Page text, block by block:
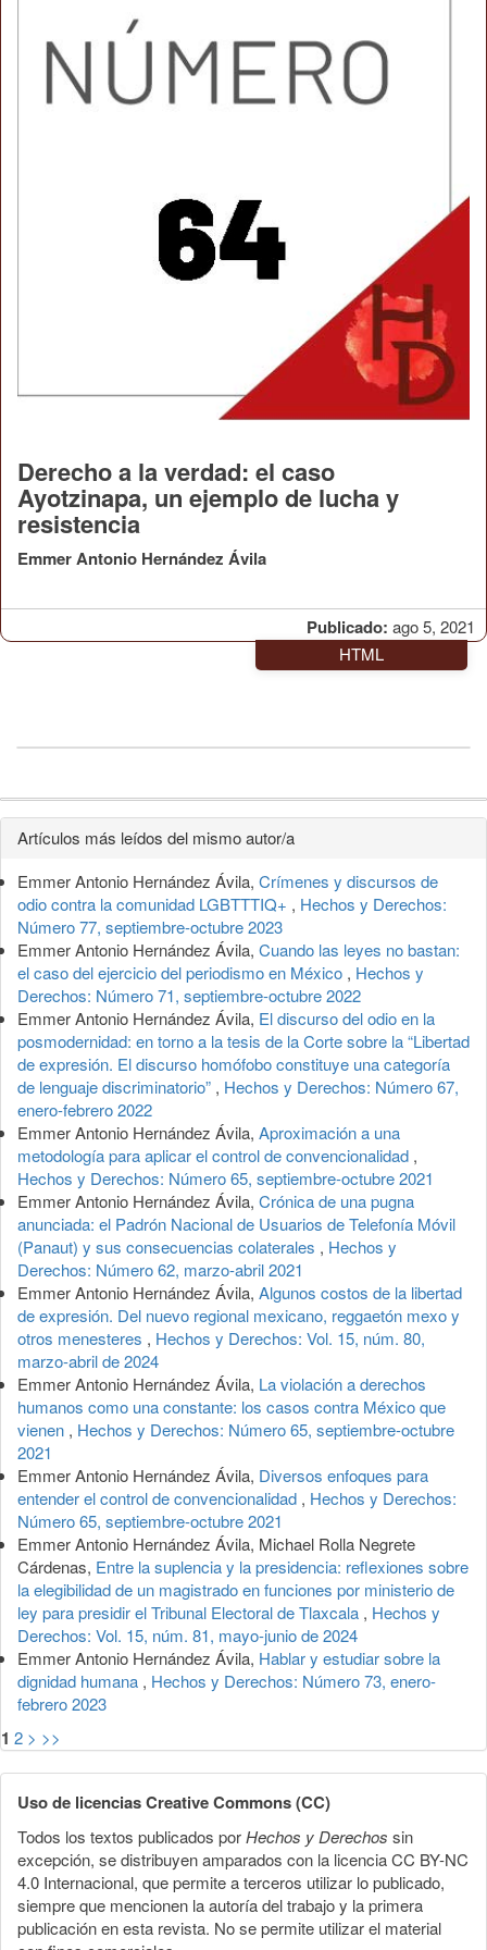
Publicado: ago 5, 2021
Derecho a la verdad: el caso
Ayotzinapa, un ejemplo de lucha y
resistencia
Emmer Antonio Hernández Ávila
HTML
Detalles
del
artículo
Artículos más leídos del mismo autor/a
Emmer Antonio Hernández Ávila, Crímenes y discursos de
odio contra la comunidad LGBTTTIQ+ , Hechos y Derechos:
Número 77, septiembre-octubre 2023
Emmer Antonio Hernández Ávila, Cuando las leyes no bastan:
el caso del ejercicio del periodismo en México , Hechos y
Derechos: Número 71, septiembre-octubre 2022
Emmer Antonio Hernández Ávila, El discurso del odio en la
posmodernidad: en torno a la tesis de la Corte sobre la “Libertad
de expresión. El discurso homófobo constituye una categoría
de lenguaje discriminatorio” , Hechos y Derechos: Número 67,
enero-febrero 2022
Emmer Antonio Hernández Ávila, Aproximación a una
metodología para aplicar el control de convencionalidad ,
Hechos y Derechos: Número 65, septiembre-octubre 2021
Emmer Antonio Hernández Ávila, Crónica de una pugna
anunciada: el Padrón Nacional de Usuarios de Telefonía Móvil
(Panaut) y sus consecuencias colaterales , Hechos y
Derechos: Número 62, marzo-abril 2021
Emmer Antonio Hernández Ávila, Algunos costos de la libertad
de expresión. Del nuevo regional mexicano, reggaetón mexo y
otros menesteres , Hechos y Derechos: Vol. 15, núm. 80,
marzo-abril de 2024
Emmer Antonio Hernández Ávila, La violación a derechos
humanos como una constante: los casos contra México que
vienen , Hechos y Derechos: Número 65, septiembre-octubre
2021
Emmer Antonio Hernández Ávila, Diversos enfoques para
entender el control de convencionalidad , Hechos y Derechos:
Número 65, septiembre-octubre 2021
Emmer Antonio Hernández Ávila, Michael Rolla Negrete
Cárdenas, Entre la suplencia y la presidencia: reflexiones sobre
la elegibilidad de un magistrado en funciones por ministerio de
ley para presidir el Tribunal Electoral de Tlaxcala , Hechos y
Derechos: Vol. 15, núm. 81, mayo-junio de 2024
Emmer Antonio Hernández Ávila, Hablar y estudiar sobre la
dignidad humana , Hechos y Derechos: Número 73, enero-
febrero 2023
1 2 > >>
Uso de licencias Creative Commons (CC)
Todos los textos publicados porHechos y Derechos sin
excepción, se distribuyen amparados con la licencia CC BY-NC
4.0 Internacional, que permite a terceros utilizar lo publicado,
siempre que mencionen la autoría del trabajo y la primera
publicación en esta revista. No se permite utilizar el material